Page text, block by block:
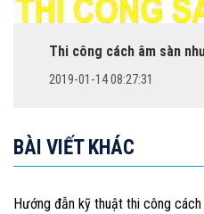
Thi công cách âm sàn
2019-01-14 08:27:31
BÀI VIẾT KHÁC
Hướng đẫn kỹ thuật thi công